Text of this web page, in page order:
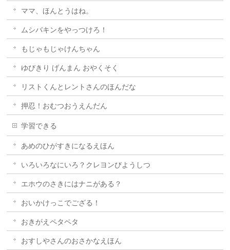
ママ、ほんとうはね。
ムシバキンをやっつけろ！
もじゃもじゃけんちゃん
ゆびきり げんまん おやくそく
リストくんとレントさんのほんだな
押忍！おむつおうえんだん
学習できる
あめのひがすきになるえほん
いろいろなにいろ？クレヨンびようしつ
エホウのさきにはナニがある？
おいかけっこでござる！
おきがえペタペタ
おすしやさんのおさかなえほん